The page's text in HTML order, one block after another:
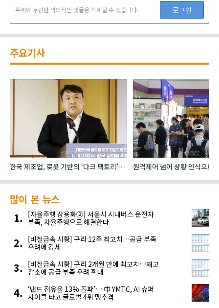
주제와 무관한 악의적인 댓글은 삭제될 수 있습니다. 로그인
주요기사
한국 제조업, 로봇 기반의 ‘다크 팩토리’로
원격제어 넘어 상황 인식으로,
많이 본 뉴스
[자율주행 상용화②] 서울시 시내버스 운전자
부족, 자율주행으로 해결한다
[비철금속 시황] 구리 12주 최고치…공급 부족
우려에 강세
[비철금속 시황] 구리 2개월 만에 최고치…재고
감소에 공급 부족 우려 확대
‘낸드 점유율 13% 돌파’… 中 YMTC, AI 슈퍼
사이클 타고 글로벌 4위 맹추격